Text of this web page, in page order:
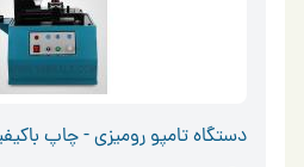
دستگاه تامپو رومیزی - چاپ